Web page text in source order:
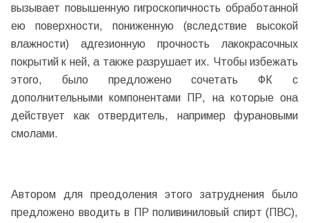
вызывает повышенную гигроскопичность обработанной
ею поверхности, пониженную (вследствие высокой
влажности) адгезионную прочность лакокрасочных
покрытий к ней, а также разрушает их. Чтобы избежать
этого, было предложено сочетать ФК с
дополнительными компонентами ПР, на которые она
действует как отвердитель, например фурановыми
смолами.
Автором для преодоления этого затруднения было
предложено вводить в ПР поливиниловый спирт (ПВС),